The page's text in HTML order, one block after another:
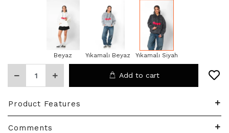
Beyaz Yıkamalı Beyaz Yıkamalı Siyah
Add to cart
Product Features
Comments